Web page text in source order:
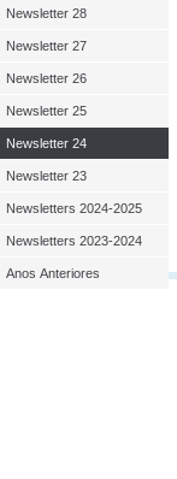
Newsletter 28
Newsletter 27
Newsletter 26
Newsletter 25
Newsletter 24
Newsletter 23
Newsletters 2024-2025
Newsletters 2023-2024
Anos Anteriores